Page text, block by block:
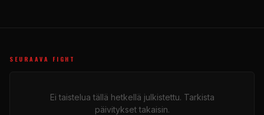
SEURAAVA FIGHT
Ei taistelua tällä hetkellä julkistettu. Tarkista
päivitykset takaisin.